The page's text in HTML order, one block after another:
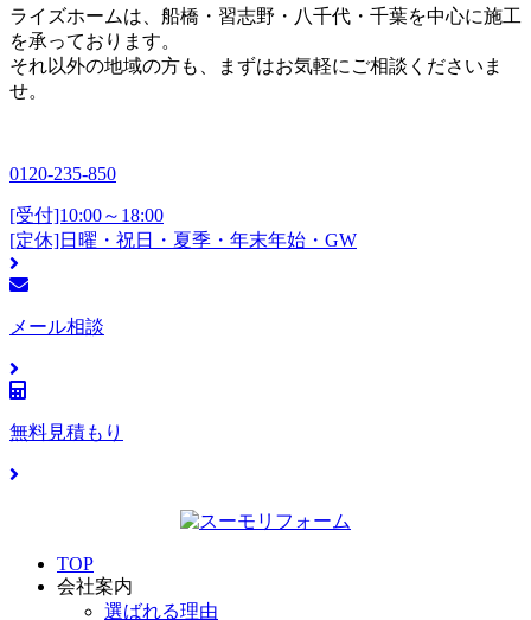
ライズホームは、船橋・習志野・八千代・千葉を中心に施工
を承っております。
それ以外の地域の方も、まずはお気軽にご相談くださいま
せ。
0120-235-850
[受付]10:00～18:00
[定休]日曜・祝日・夏季・年末年始・GW
メール相談
無料見積もり
TOP
会社案内
選ばれる理由